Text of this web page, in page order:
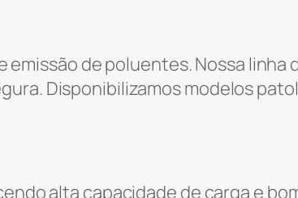
de poluentes. Nossa linha
Disponibilizamos modelos
alta capacidade de carga e